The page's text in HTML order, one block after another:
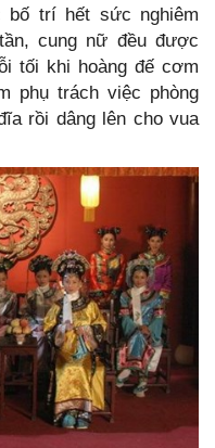
bố trí hết sức nghiêm
cung nữ đều được
tối khi hoàng đế cơm
phụ trách việc phòng
rồi dâng lên cho vua